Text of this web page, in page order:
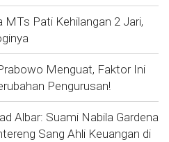
MTs Pati Kehilangan 2 Jari,
Menguat, Faktor Ini
Pengurusan!
Albar: Suami Nabila Gardena
Sang Ahli Keuangan di